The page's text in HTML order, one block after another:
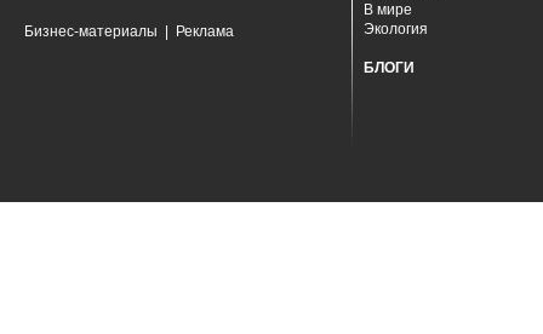
Бизнес-материалы Реклама
В мире
Экология
БЛОГИ